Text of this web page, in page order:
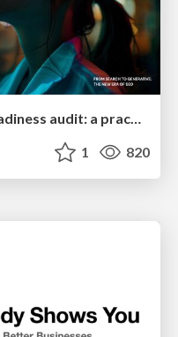
How to build an LLM SEO readiness audit: a practical framework
1 820